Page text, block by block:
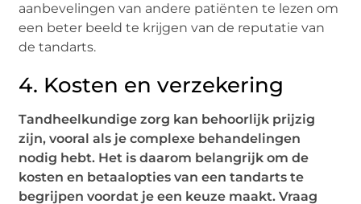
aanbevelingen van andere patiënten te lezen om
een beter beeld te krijgen van de reputatie van
de tandarts.
4. Kosten en verzekering
Tandheelkundige zorg kan behoorlijk prijzig
zijn, vooral als je complexe behandelingen
nodig hebt. Het is daarom belangrijk om de
kosten en betaalopties van een tandarts te
begrijpen voordat je een keuze maakt. Vraag